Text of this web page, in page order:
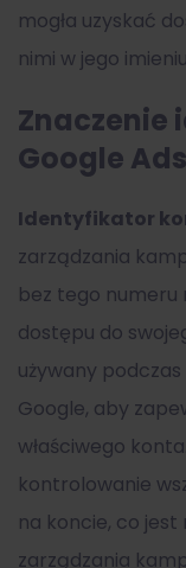
mogła uzyskać
nimi w jego
Znaczenie
Google Ads
Identyfikator
zarządzania
bez tego numeru
dostępu do
używany
Google, aby
właściwego
kontrolowanie
na koncie, co
zarządzania